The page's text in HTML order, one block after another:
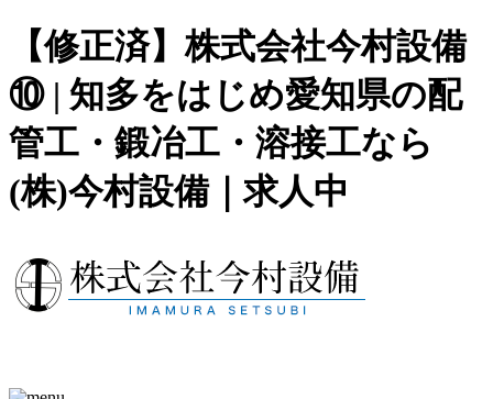
【修正済】株式会社今村設備
⑩ | 知多をはじめ愛知県の配
管工・鍛冶工・溶接工なら
(株)今村設備｜求人中